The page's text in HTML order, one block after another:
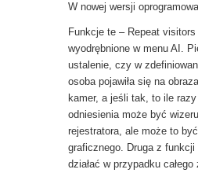
W nowej wersji
Funkcje te – Repeat
wyodrębnione w menu AI.
ustalenie, czy w
osoba pojawiła się na
kamer, a jeśli tak, to ile
odniesienia może być
rejestratora, ale może to
graficznego. Druga z
działać w przypadku